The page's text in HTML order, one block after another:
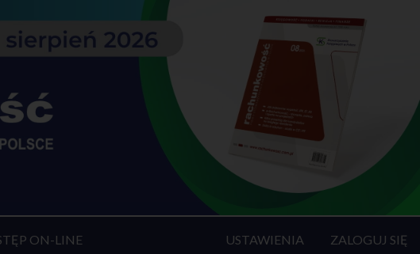
ON-LINE USTAWIENIA ZALOGUJ SIĘ